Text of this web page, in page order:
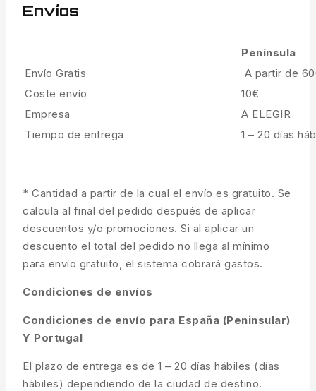
Envíos
Península
Envío Gratis
A partir de
Coste envío
10€
Empresa
A ELEGIR
Tiempo de entrega
1 – 20 días
* Cantidad a partir de la cual el envío es gratuito. Se
calcula al final del pedido después de aplicar
descuentos y/o promociones. Si al aplicar un
descuento el total del pedido no llega al mínimo
para envío gratuito, el sistema cobrará gastos.
Condiciones de envíos
Condiciones de envío para España (Peninsular)
Y Portugal
El plazo de entrega es de 1 – 20 días hábiles (días
hábiles) dependiendo de la ciudad de destino.